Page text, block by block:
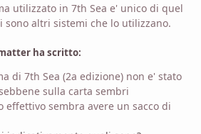
utilizzato in 7th Sea e' unico di quel
sono altri sistemi che lo utilizzano.
ha scritto:
di 7th Sea (2a edizione) non e' stato
sulla carta sembri
effettivo sembra avere un sacco di